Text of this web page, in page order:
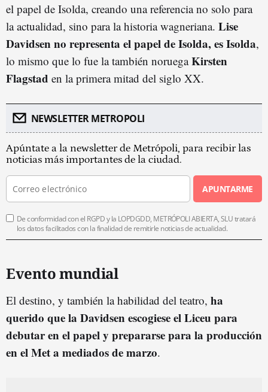
el papel de Isolda, creando una referencia no solo para
la actualidad, sino para la historia wagneriana. Lise
Davidsen no representa el papel de Isolda, es Isolda,
lo mismo que lo fue la también noruegaKirsten
Flagstad en la primera mitad del siglo XX.
NEWSLETTER METROPOLI
Apúntate a la newsletter de Metrópoli, para recibir las
noticias más importantes de la ciudad.
APUNTARME
De conformidad con el RGPD y la LOPDGDD, METRÓPOLI ABIERTA, SLU tratará
los datos facilitados con la finalidad de remitirle noticias de actualidad.
Evento mundial
El destino, y también la habilidad del teatro, ha
querido que la Davidsen escogiese el Liceu para
debutar en el papel y prepararse para la producción
en el Met a mediados de marzo.